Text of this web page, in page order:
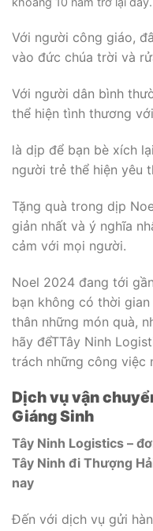
Với người công giáo,
vào đức chúa trời và
Với người dân bình
thể hiện tình thương
là dịp để bạn bè xích
người trẻ thể hiện yêu
Tặng quà trong dịp
giản nhất và ý nghĩa
cảm với mọi người.
Noel 2024 đang tới
bạn không có thời
thân những món quà,
hãy đểTTây Ninh
trách những công việc
Dịch vụ vận
Giáng Sinh
Tây Ninh Logistics –
Tây Ninh đi Thượng
nay
Đến với dịch vụ gửi